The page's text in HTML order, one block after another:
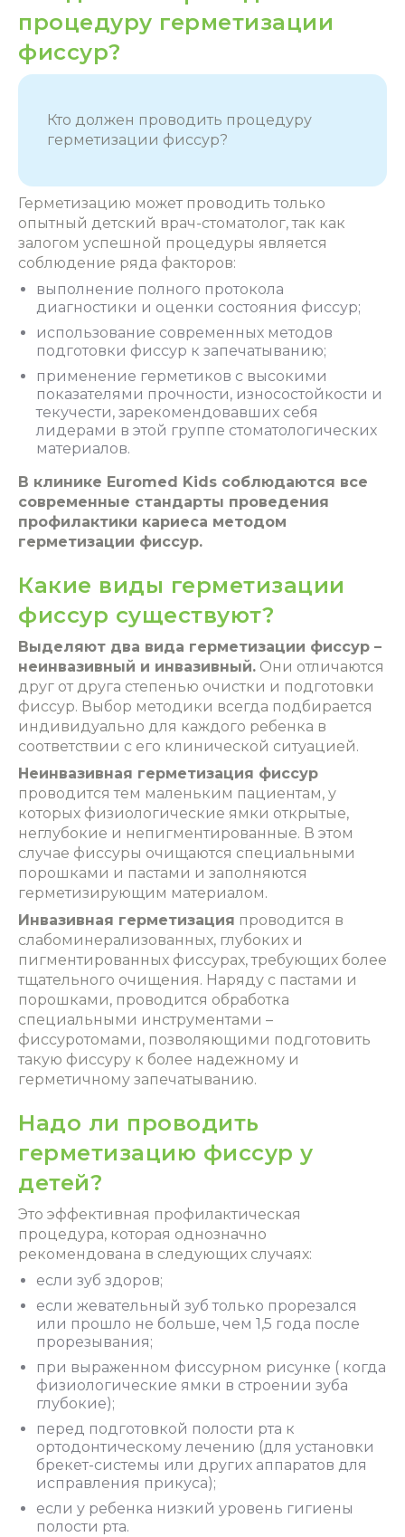
процедуру герметизации
фиссур?
Кто должен проводить процедуру
герметизации фиссур?
Герметизацию может проводить только
опытный детский врач-стоматолог, так как
залогом успешной процедуры является
соблюдение ряда факторов:
выполнение полного протокола
диагностики и оценки состояния фиссур;
использование современных методов
подготовки фиссур к запечатыванию;
применение герметиков с высокими
показателями прочности, износостойкости и
текучести, зарекомендовавших себя
лидерами в этой группе стоматологических
материалов.
В клинике Euromed Kids соблюдаются все
современные стандарты проведения
профилактики кариеса методом
герметизации фиссур.
Какие виды герметизации
фиссур существуют?
Выделяют два вида герметизации фиссур –
неинвазивный и инвазивный. Они отличаются
друг от друга степенью очистки и подготовки
фиссур. Выбор методики всегда подбирается
индивидуально для каждого ребенка в
соответствии с его клинической ситуацией.
Неинвазивная герметизация фиссур
проводится тем маленьким пациентам, у
которых физиологические ямки открытые,
неглубокие и непигментированные. В этом
случае фиссуры очищаются специальными
порошками и пастами и заполняются
герметизирующим материалом.
Инвазивная герметизация проводится в
слабоминерализованных, глубоких и
пигментированных фиссурах, требующих более
тщательного очищения. Наряду с пастами и
порошками, проводится обработка
специальными инструментами –
фиссуротомами, позволяющими подготовить
такую фиссуру к более надежному и
герметичному запечатыванию.
Надо ли проводить
герметизацию фиссур у
детей?
Это эффективная профилактическая
процедура, которая однозначно
рекомендована в следующих случаях:
если зуб здоров;
если жевательный зуб только прорезался
или прошло не больше, чем 1,5 года после
прорезывания;
при выраженном фиссурном рисунке ( когда
физиологические ямки в строении зуба
глубокие);
перед подготовкой полости рта к
ортодонтическому лечению (для установки
брекет-системы или других аппаратов для
исправления прикуса);
если у ребенка низкий уровень гигиены
полости рта.